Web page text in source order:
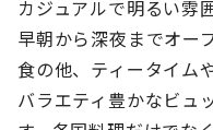
カジュアルで明るい雰
早朝から深夜までオー
食の他、ティータイム
バラエティ豊かなビュ